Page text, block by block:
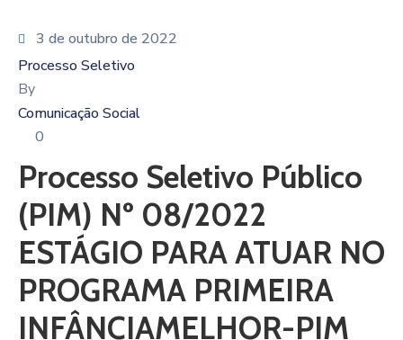
3 de outubro de 2022
Processo Seletivo
By
Comunicação Social
0
Processo Seletivo Público
(PIM) Nº 08/2022
ESTÁGIO PARA ATUAR NO
PROGRAMA PRIMEIRA
INFÂNCIAMELHOR-PIM